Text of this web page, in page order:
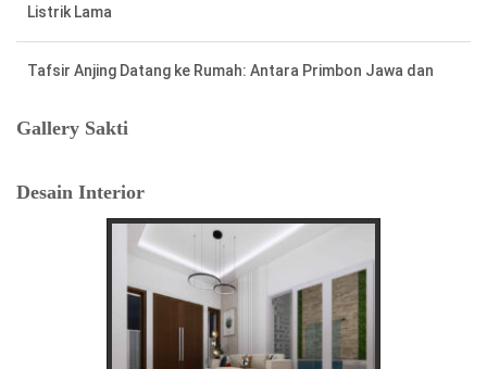
Listrik Lama
Tafsir Anjing Datang ke Rumah: Antara Primbon Jawa dan
Cara Cepat dan Mudah cek Tagihan Listrik via WhatsApp:
Panduan Lengkap PLN 123
Menentukan Hari dan Bulan Baik Membangun Rumah
Gallery Sakti
Desain Interior